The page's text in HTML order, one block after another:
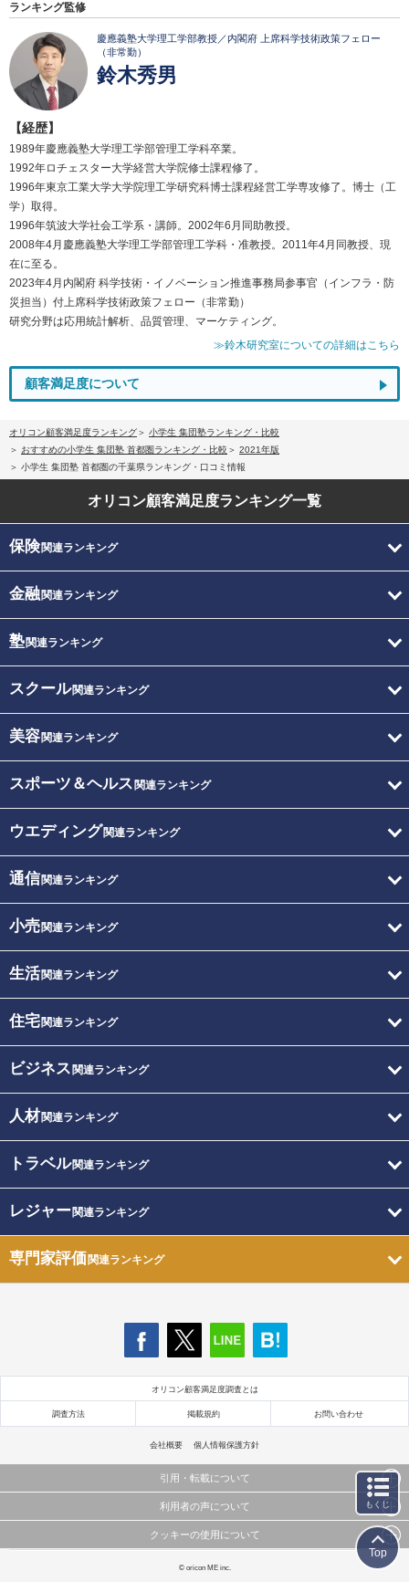
ランキング監修
慶應義塾大学理工学部教授／内閣府 上席科学技術政策フェロー
（非常勤）
鈴木秀男
【経歴】
1989年慶應義塾大学理工学部管理工学科卒業。
1992年ロチェスター大学経営大学院修士課程修了。
1996年東京工業大学大学院理工学研究科博士課程経営工学専攻修了。博士（工
学）取得。
1996年筑波大学社会工学系・講師。2002年6月同助教授。
2008年4月慶應義塾大学理工学部管理工学科・准教授。2011年4月同教授、現
在に至る。
2023年4月内閣府 科学技術・イノベーション推進事務局参事官（インフラ・防
災担当）付上席科学技術政策フェロー（非常勤）
研究分野は応用統計解析、品質管理、マーケティング。
≫鈴木研究室についての詳細はこちら
顧客満足度について
オリコン顧客満足度ランキング
小学生 集団塾ランキング・比較
おすすめの小学生 集団塾 首都圏ランキング・比較
2021年版
小学生 集団塾 首都圏の千葉県ランキング・口コミ情報
オリコン顧客満足度ランキング一覧
保険関連ランキング
金融関連ランキング
塾関連ランキング
スクール関連ランキング
美容関連ランキング
スポーツ＆ヘルス 関連ランキング
ウエディング関連ランキング
通信関連ランキング
小売関連ランキング
生活関連ランキング
住宅関連ランキング
ビジネス 関連ランキング
人材関連ランキング
トラベル関連ランキング
レジャー関連ランキング
専門家評価関連ランキング
オリコン顧客満足度調査とは
調査方法 掲載規約 お問い合わせ
会社概要 個人情報保護方針
引用・転載について
当サイトで公開されている情報（文字、写真、イラスト、画像データ等）及びこれらの配置・
これらの情報を権利者の許可なく無断転載・複製などの二次利用を行うことは固く禁じており
利用者の声について
当サイトに掲載している内容はすべてサービスの利用者が提出された見解・感想です。
弊社の見解・ 意見ではないことをご理解いただいた上でご覧ください。
クッキーの使用について
このサイトでは Cookie を使用して、ユーザーに合わせたコンテンツや広告の表示、ソーシャル
© oricon ME inc.
もくじ
Top